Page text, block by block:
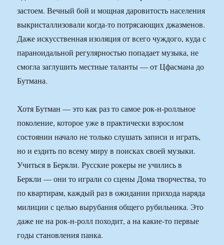
застоем. Вечный бой и мощная даровитость населения
выкристаллизовали когда-то потрясающих джазменов.
Даже искусственная изоляция от всего чуждого, куда с
параноидальной регулярностью попадает музыка, не
смогла заглушить местные таланты — от Цфасмана до
Бутмана.
Хотя Бутман — это как раз то самое рок-н-ролльное
поколение, которое уже в практически взрослом
состоянии начало не только слушать записи и играть,
но и ездить по всему миру в поисках своей музыки.
Учиться в Беркли. Русские рокеры не учились в
Беркли — они то играли со сцены Дома творчества, то
по квартирам, каждый раз в ожидании прихода наряда
милиции с целью вырубания общего рубильника. Это
даже не на рок-н-ролл походит, а на какие-то первые
годы становления панка.